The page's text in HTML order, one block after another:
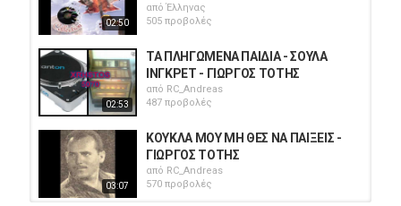
02:50
απόΈλληνας
505 προβολές
02:53
ΤΑ ΠΛΗΓΩΜΕΝΑ ΠΑΙΔΙΑ - ΣΟΥΛΑ
ΙΝΓΚΡΕΤ - ΓΙΩΡΓΟΣ ΤΟΤΗΣ
από RC_Andreas
487 προβολές
03:07
ΚΟΥΚΛΑ ΜΟΥ ΜΗ ΘΕΣ ΝΑ ΠΑΙΞΕΙΣ -
ΓΙΩΡΓΟΣ ΤΟΤΗΣ
από RC_Andreas
570 προβολές